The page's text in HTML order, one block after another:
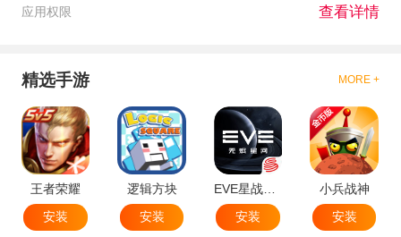
应用权限 查看详情
精选手游 MORE +
王者荣耀
安装
逻辑方块
安装
EVE星战前夜无烬星河
安装
小兵战神
安装